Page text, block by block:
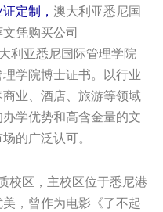
定制， 澳大利亚悉尼国
凭购买公司
利亚悉尼国际管理学院
学院博士证书。以行业
业、酒店、旅游等领域
学优势和高含金量的文
的广泛认可。
校区，主校区位于悉尼港
，曾作为电影《了不起